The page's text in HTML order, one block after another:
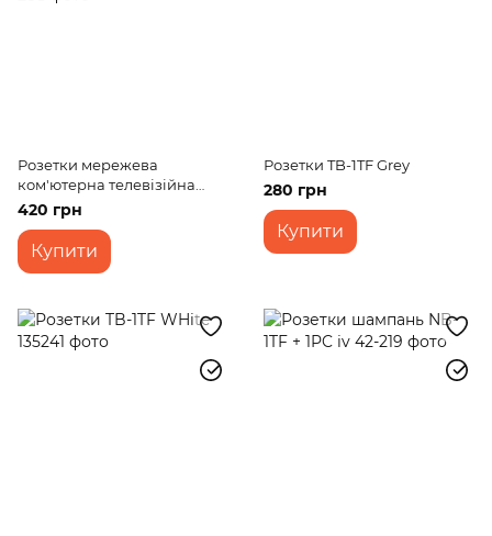
Розетки мережева
ком'ютерна телевізійна
WB-1TV+1PC Grey сіра
420 грн
Купити
Розетки TB-1TF Grey
280 грн
Купити